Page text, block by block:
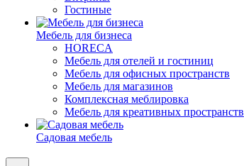
Гостиные
Мебель для бизнеса
HORECA
Мебель для отелей и гостиниц
Мебель для офисных пространств
Мебель для магазинов
Комплексная меблировка
Мебель для креативных пространств
Садовая мебель